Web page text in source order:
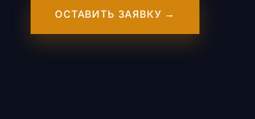
ОСТАВИТЬ ЗАЯВКУ →